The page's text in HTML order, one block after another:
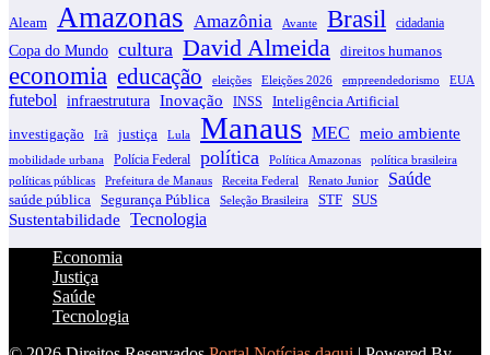
Aleam Amazonas Amazônia Avante Brasil cidadania
Copa do Mundo cultura David Almeida direitos humanos
economia educação eleições Eleições 2026 empreendedorismo EUA
futebol infraestrutura Inovação INSS Inteligência Artificial
investigação Irã justiça Lula Manaus MEC meio ambiente
mobilidade urbana Polícia Federal política Política Amazonas
política brasileira
políticas públicas
Prefeitura de Manaus Receita Federal Renato Junior Saúde
saúde pública Segurança Pública Seleção Brasileira STF SUS
Sustentabilidade Tecnologia
Economia
Justiça
Saúde
Tecnologia